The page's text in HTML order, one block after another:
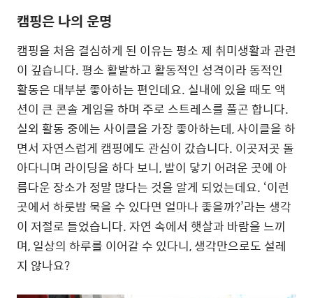
캠핑은 나의 운명
캠핑을 처음 결심하게 된 이유는 평소 제 취미생활과 관련
이 깊습니다. 평소 활발하고 활동적인 성격이라 동적인
활동은 대부분 좋아하는 편인데요. 실내에 있을 때도 액
션이 큰 콘솔 게임을 하며 주로 스트레스를 풀곤 합니다.
실외 활동 중에는 사이클을 가장 좋아하는데, 사이클을 하
면서 자연스럽게 캠핑에도 관심이 갔습니다. 이곳저곳 돌
아다니며 라이딩을 하다 보니, 발이 닿기 어려운 곳에 아
름다운 장소가 정말 많다는 것을 알게 되었는데요. ‘이런
곳에서 하룻밤 묵을 수 있다면 얼마나 좋을까?’라는 생각
이 저절로 들었습니다. 자연 속에서 햇살과 바람을 느끼
며, 일상의 하루를 이어갈 수 있다니, 생각만으로도 설레
지 않나요?